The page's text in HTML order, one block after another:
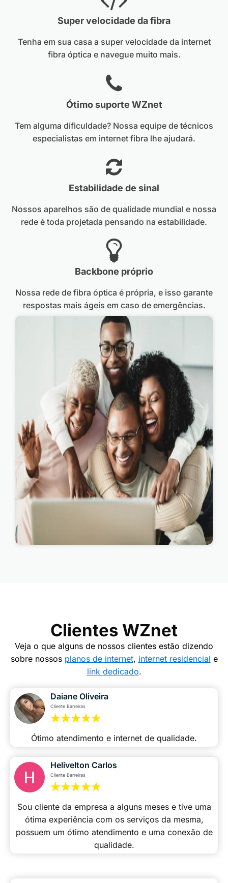
Super velocidade da fibra
Tenha em sua casa a super velocidade da internet
fibra óptica e navegue muito mais.
Ótimo suporte WZnet
Tem alguma dificuldade? Nossa equipe de técnicos
especialistas em internet fibra lhe ajudará.
Estabilidade de sinal
Nossos aparelhos são de qualidade mundial e nossa
rede é toda projetada pensando na estabilidade.
Backbone próprio
Nossa rede de fibra óptica é própria, e isso garante
respostas mais ágeis em caso de emergências.
Clientes WZnet
Veja o que alguns de nossos clientes estão dizendo
sobre nossos planos de internet, internet residencial e
link dedicado.
Daiane Oliveira
Cliente Barreiras
Ótimo atendimento e internet de qualidade.
Helivelton Carlos
Cliente Barreiras
Sou cliente da empresa a alguns meses e tive uma
ótima experiência com os serviços da mesma,
possuem um ótimo atendimento e uma conexão de
qualidade.